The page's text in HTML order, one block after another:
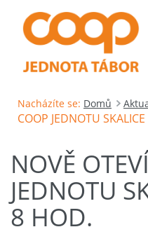
Nacházíte se: Domů
COOP JEDNOTU
NOVĚ
JEDNOTU
8 HOD.